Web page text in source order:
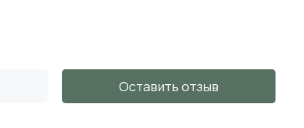
Оставить отзыв